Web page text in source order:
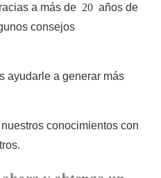
a más de 20 años de
consejos
ayudarle a generar más
conocimientos con